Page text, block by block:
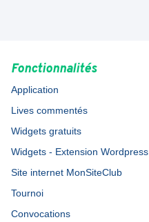
Fonctionnalités
Application
Lives commentés
Widgets gratuits
Widgets - Extension Wordpress
Site internet MonSiteClub
Tournoi
Convocations